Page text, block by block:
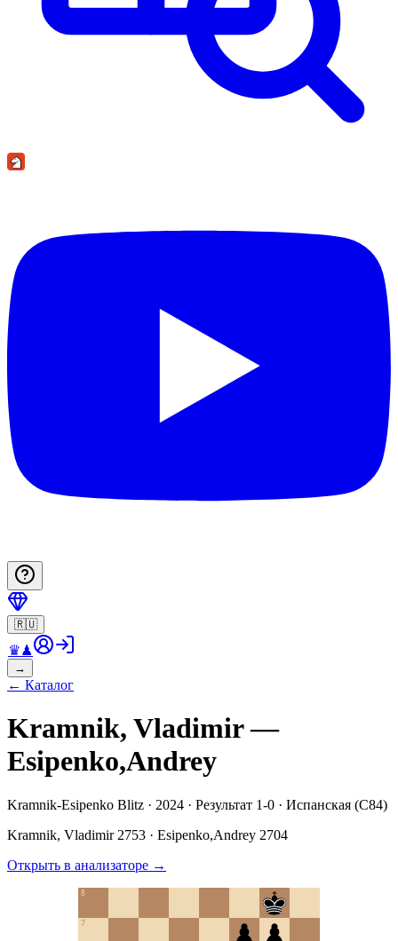
🇷🇺
♛♟
→
← Каталог
Kramnik, Vladimir —
Esipenko,Andrey
Kramnik-Esipenko Blitz · 2024 · Результат 1-0 · Испанская (C84)
Kramnik, Vladimir 2753 · Esipenko,Andrey 2704
Открыть в анализаторе →
7
8